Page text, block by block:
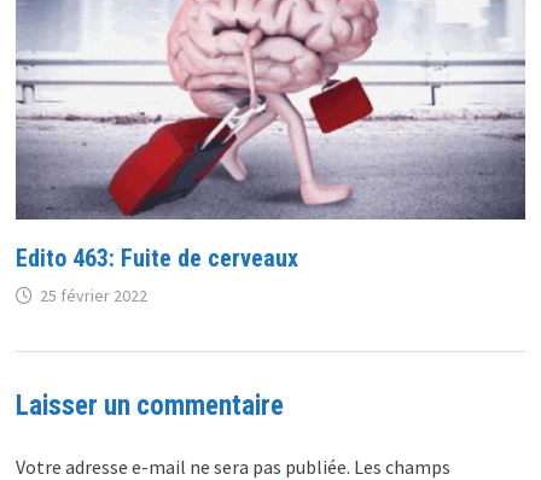
Edito 463: Fuite de cerveaux
25 février 2022
Laisser un commentaire
Votre adresse e-mail ne sera pas publiée. Les champs